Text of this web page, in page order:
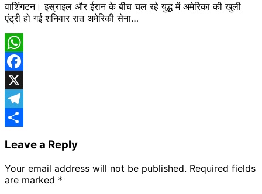
वाशिंगटन। इस्राइल और ईरान के बीच चल रहे युद्ध में अमेरिका की खुली
एंट्री हो गई शनिवार रात अमेरिकी सेना…
WhatsApp
Facebook
X
Telegram
Leave a Reply
Your email address will not be published. Required fields
are marked *